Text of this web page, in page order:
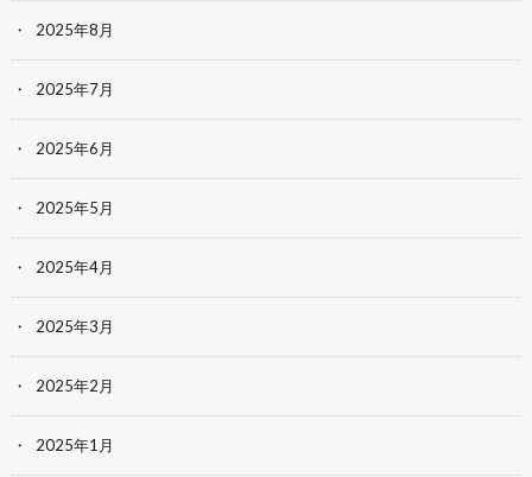
2025年8月
2025年7月
2025年6月
2025年5月
2025年4月
2025年3月
2025年2月
2025年1月